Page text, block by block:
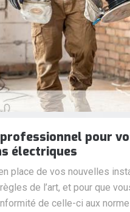
professionnel pour
électriques
place de vos nouvelles
de l’art, et pour que
de celle-ci aux